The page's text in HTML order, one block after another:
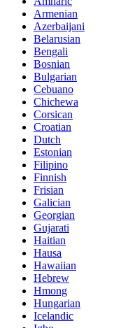
Armenian
Azerbaijani
Belarusian
Bengali
Bosnian
Bulgarian
Cebuano
Chichewa
Corsican
Croatian
Dutch
Estonian
Filipino
Finnish
Frisian
Galician
Georgian
Gujarati
Haitian
Hausa
Hawaiian
Hebrew
Hmong
Hungarian
Icelandic